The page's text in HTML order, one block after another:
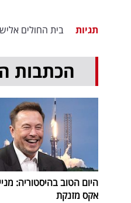
תגיות בית החולים
הכתבות
היום הטוב בהיסטוריה:
אקס מזנקת